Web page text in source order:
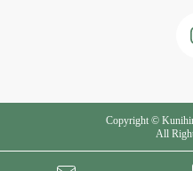
Copyright ©
All